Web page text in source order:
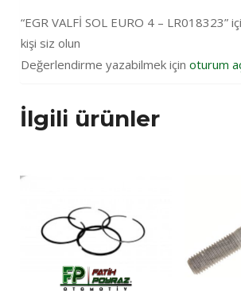
“EGR VALFİ SOL EURO 4 – LR018323”
kişi siz olun
Değerlendirme yazabilmek için oturum
İlgili ürünler